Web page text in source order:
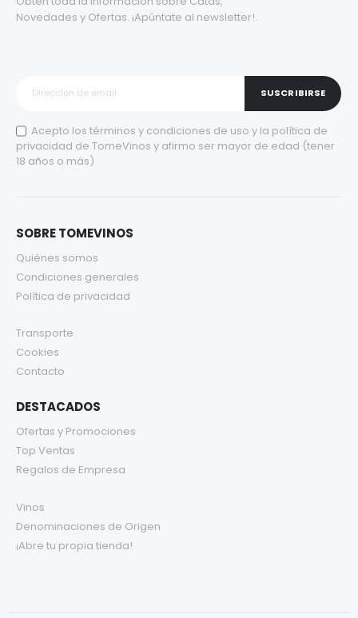
Novedades y Ofertas. ¡Apúntate al newsletter!.
SUSCRIBIRSE
Acepto los términos y condiciones de uso y la política de
privacidad de TomeVinos y afirmo ser mayor de edad (tener
18 años o más)
SOBRE TOMEVINOS
Quiénes somos
Condiciones generales
Política de privacidad
Transporte
Cookies
Contacto
DESTACADOS
Ofertas y Promociones
Top Ventas
Regalos de Empresa
Vinos
Denominaciones de Origen
¡Abre tu propia tienda!